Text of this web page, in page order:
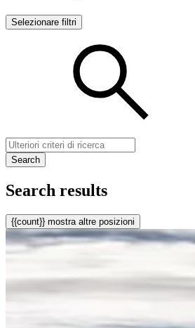
Selezionare filtri
Search
Search results
{{count}} mostra altre posizioni